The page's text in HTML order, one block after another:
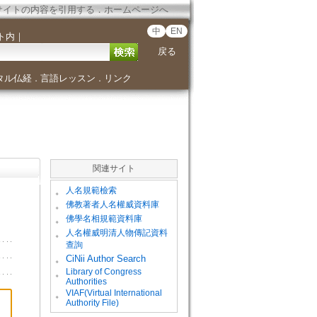
イトの内容を引用する．ホームページへ
内 ｜ 中 EN
戻る
ル仏経． 言語レッスン ． リンク
関連サイト
。 人名規範檢索
。 佛教著者人名權威資料庫
。 佛學名相規範資料庫
。
人名權威明清人物傳記資料
查詢
。
CiNii Author Search
。
Library of Congress
Authorities
。
VIAF(Virtual International
Authority File)